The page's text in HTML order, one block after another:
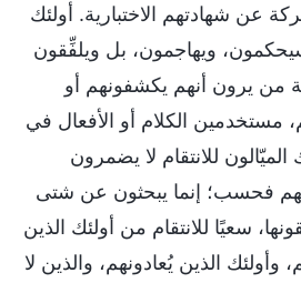
عن شهادتهم الاختبارية. أولئك
سيحكمون، ويهاجمون، بل ويلفِّقون
من يرون أنهم يكشفونهم أو
مستخدمين الكلام أو الأفعال في
للانتقام لا يضمرون
فحسب؛ إنما يبحثون عن شتى
سعيًا للانتقام من أولئك الذين
وأولئك الذين يُعادونهم، والذين لا